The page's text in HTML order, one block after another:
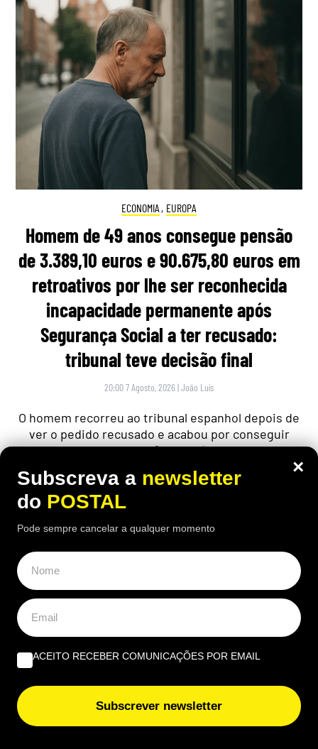
ECONOMIA , EUROPA
Homem de 49 anos consegue pensão
de 3.389,10 euros e 90.675,80 euros em
retroativos por lhe ser reconhecida
incapacidade permanente após
Segurança Social a ter recusado:
tribunal teve decisão final
20:00 7 Agosto, 2026 |João Luís
O homem recorreu ao tribunal espanhol depois de
ver o pedido recusado e acabou por conseguir
uma decisão favorável
NACIONAL
×
Subscreva a newsletter
do POSTAL
Pode sempre cancelar a qualquer momento
ACEITO RECEBER COMUNICAÇÕES POR EMAIL
Subscrever newsletter